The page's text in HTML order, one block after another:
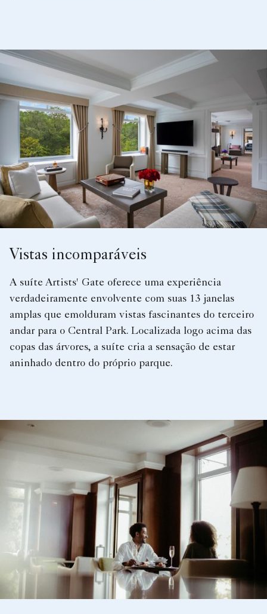
Vistas incomparáveis
A suíte Artists' Gate oferece uma experiência
verdadeiramente envolvente com suas 13 janelas
amplas que emolduram vistas fascinantes do terceiro
andar para o Central Park. Localizada logo acima das
copas das árvores, a suíte cria a sensação de estar
aninhado dentro do próprio parque.